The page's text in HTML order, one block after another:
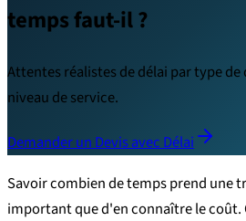
temps faut-il ?
Attentes réalistes de délai par type
niveau de service.
Demander un Devis avec Délai
Savoir combien de temps prend une
important que d'en connaître le coût.